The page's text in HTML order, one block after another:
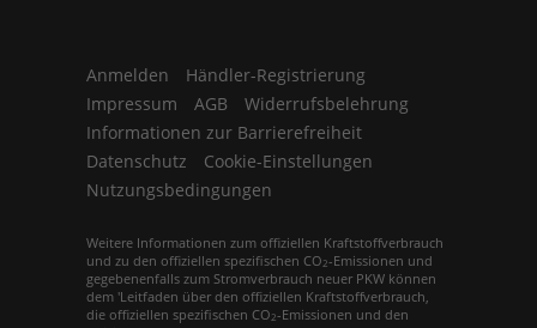
Anmelden
Händler-Registrierung
Impressum
AGB
Widerrufsbelehrung
Informationen zur Barrierefreiheit
Datenschutz
Cookie-Einstellungen
Nutzungsbedingungen
Weitere Informationen zum offiziellen Kraftstoffverbrauch
und zu den offiziellen spezifischen CO2-Emissionen und
gegebenenfalls zum Stromverbrauch neuer PKW können
dem 'Leitfaden über den offiziellen Kraftstoffverbrauch,
die offiziellen spezifischen CO2-Emissionen und den